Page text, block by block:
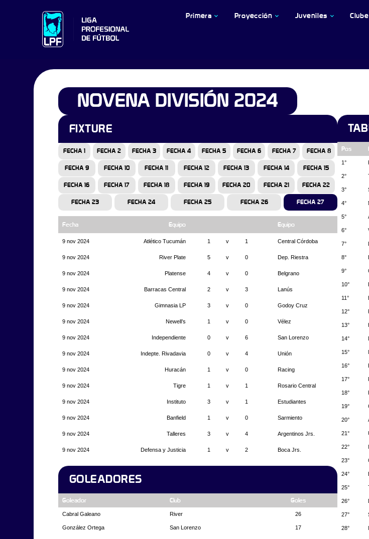
Primera Proyección Juveniles
NOVENA DIVISIÓN 2024
FIXTURE
FECHA 1 FECHA 2 FECHA 3 FECHA 4 FECHA 5 FECHA 6 FECHA 7 FECHA 8
FECHA 9 FECHA 10 FECHA 11 FECHA 12 FECHA 13 FECHA 14 FECHA 15
FECHA 16 FECHA 17 FECHA 18 FECHA 19 FECHA 20 FECHA 21 FECHA 22
FECHA 23 FECHA 24 FECHA 25 FECHA 26 FECHA 27
Fecha Equipo Equipo
9 nov 2024 Atlético Tucumán 1 v 1 Central Córdoba
9 nov 2024 River Plate 5 v 0 Dep. Riestra
9 nov 2024 Platense 4 v 0 Belgrano
9 nov 2024 Barracas Central 2 v 3 Lanús
9 nov 2024 Gimnasia LP 3 v 0 Godoy Cruz
9 nov 2024 Newell’s 1 v 0 Vélez
9 nov 2024 Independiente 0 v 6 San Lorenzo
9 nov 2024 Indepte. Rivadavia 0 v 4 Unión
9 nov 2024 Huracán 1 v 0 Racing
9 nov 2024 Tigre 1 v 1 Rosario Central
9 nov 2024 Instituto 3 v 1 Estudiantes
9 nov 2024 Banfield 1 v 0 Sarmiento
9 nov 2024 Talleres 3 v 4 Argentinos Jrs.
9 nov 2024 Defensa y Justicia 1 v 2 Boca Jrs.
GOLEADORES
Goleador Club Goles
Cabral Galeano River 26
González Ortega San Lorenzo 17
Pos
1°
2°
3°
4°
5°
6°
7°
8°
9°
10°
11°
12°
13°
14°
15°
16°
17°
18°
19°
20°
21°
22°
23°
24°
25°
26°
27°
28°